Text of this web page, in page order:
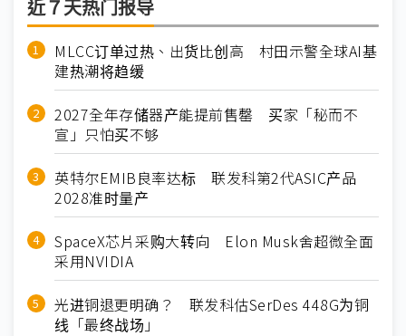
近７天热门报导
MLCC订单过热、出货比创高 村田示警全球AI基
建热潮将趋缓
2027全年存储器产能提前售罄 买家「秘而不
宣」只怕买不够
英特尔EMIB良率达标 联发科第2代ASIC产品
2028准时量产
SpaceX芯片采购大转向 Elon Musk舍超微全面
采用NVIDIA
光进铜退更明确？ 联发科估SerDes 448G为铜
线「最终战场」